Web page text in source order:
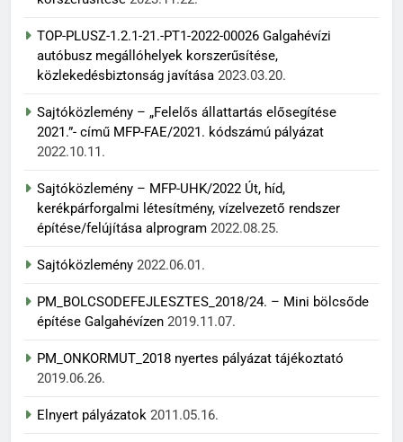
TOP-PLUSZ-1.2.1-21.-PT1-2022-00026 Galgahévízi
autóbusz megállóhelyek korszerűsítése,
közlekedésbiztonság javítása 2023.03.20.
Sajtóközlemény – „Felelős állattartás elősegítése
2021.”- című MFP-FAE/2021. kódszámú pályázat
2022.10.11.
Sajtóközlemény – MFP-UHK/2022 Út, híd,
kerékpárforgalmi létesítmény, vízelvezető rendszer
építése/felújítása alprogram 2022.08.25.
Sajtóközlemény 2022.06.01.
PM_BOLCSODEFEJLESZTES_2018/24. – Mini bölcsőde
építése Galgahévízen 2019.11.07.
PM_ONKORMUT_2018 nyertes pályázat tájékoztató
2019.06.26.
Elnyert pályázatok 2011.05.16.